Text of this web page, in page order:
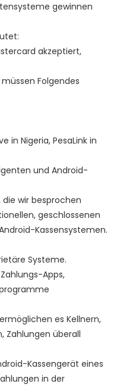
gewinnen
akzeptiert,
Folgendes
in Nigeria, PesaLink in
und Android-
wir besprochen
geschlossenen
Kassensystemen.
Systeme.
Apps,
es Kellnern,
Zahlungen überall
Kassengerät eines
in der